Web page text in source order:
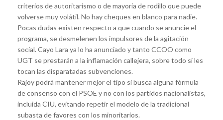
criterios de autoritarismo o de mayoría de rodillo que puede
volverse muy volátil. No hay cheques en blanco para nadie.
Pocas dudas existen respecto a que cuando se anuncie el
programa, se desmelenen los impulsores de la agitación
social. Cayo Lara ya lo ha anunciado y tanto CCOO como
UGT se prestarán a la inflamación callejera, sobre todo si les
tocan las disparatadas subvenciones.
Rajoy podrá mantener mejor el tipo si busca alguna fórmula
de consenso con el PSOE y no con los partidos nacionalistas,
incluida CIU, evitando repetir el modelo de la tradicional
subasta de favores con los minoritarios.